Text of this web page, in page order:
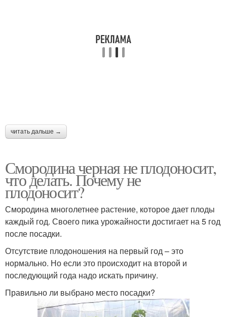
читать дальше →
Смородина черная не плодоносит,
что делать. Почему не
плодоносит?
Смородина многолетнее растение, которое дает плоды
каждый год. Своего пика урожайности достигает на 5 год
после посадки.
Отсутствие плодоношения на первый год – это
нормально. Но если это происходит на второй и
последующий года надо искать причину.
Правильно ли выбрано место посадки?